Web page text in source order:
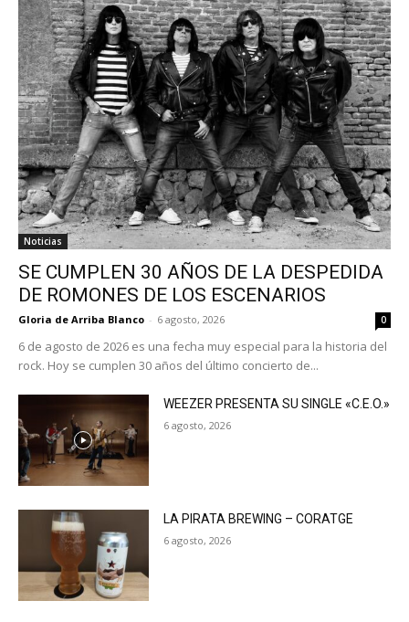
Noticias
SE CUMPLEN 30 AÑOS DE LA DESPEDIDA
DE ROMONES DE LOS ESCENARIOS
Gloria de Arriba Blanco - 6 agosto, 2026 0
6 de agosto de 2026 es una fecha muy especial para la historia del
rock. Hoy se cumplen 30 años del último concierto de...
WEEZER PRESENTA SU SINGLE «C.E.O.»
6 agosto, 2026
LA PIRATA BREWING – CORATGE
6 agosto, 2026